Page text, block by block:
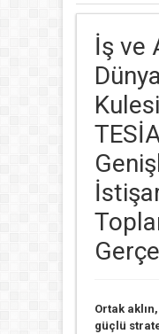
İş ve
Ortak
güçlü